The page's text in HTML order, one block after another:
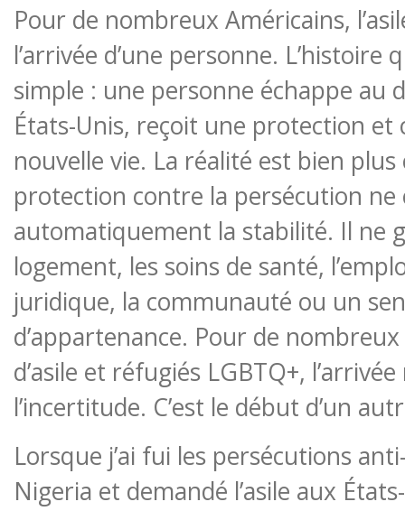
Pour de nombreux Américains,
l’arrivée d’une personne. L’histoire
simple : une personne échappe au
États-Unis, reçoit une protection et
nouvelle vie. La réalité est bien
protection contre la persécution ne
automatiquement la stabilité. Il ne
logement, les soins de santé,
juridique, la communauté ou un
d’appartenance. Pour de
d’asile et réfugiés LGBTQ+,
l’incertitude. C’est le début d’un
Lorsque j’ai fui les persécutions
Nigeria et demandé l’asile aux